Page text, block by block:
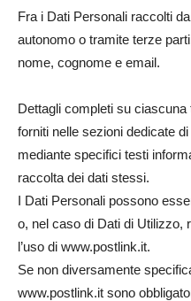
Fra i Dati Personali raccolti
autonomo o tramite terze
nome, cognome e email.
Dettagli completi su
forniti nelle sezioni dedicate
mediante specifici testi
raccolta dei dati stessi.
I Dati Personali possono
o, nel caso di Dati di Utilizzo,
l’uso di www.postlink.it.
Se non diversamente
www.postlink.it sono